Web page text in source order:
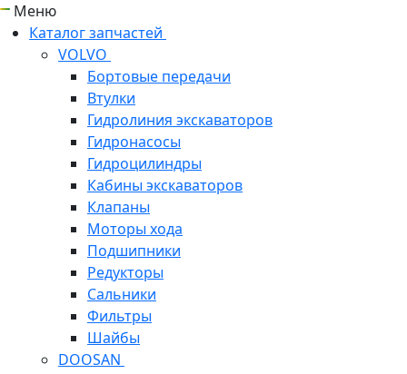
Меню
Каталог запчастей
VOLVO
Бортовые передачи
Втулки
Гидролиния экскаваторов
Гидронасосы
Гидроцилиндры
Кабины экскаваторов
Клапаны
Моторы хода
Подшипники
Редукторы
Сальники
Фильтры
Шайбы
DOOSAN